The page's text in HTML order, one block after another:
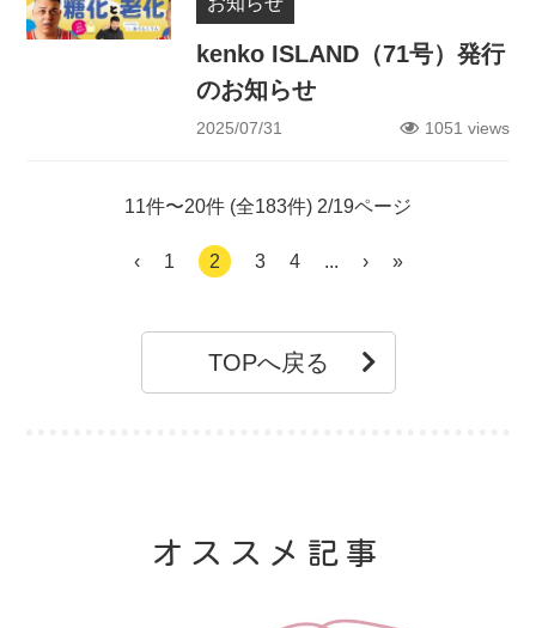
kenko ISLAND（71号）発行
のお知らせ
2025/07/31 1051 views
11件〜20件 (全183件) 2/19ページ
‹ 1 2 3 4 ... › »
TOPへ戻る
オススメ記事